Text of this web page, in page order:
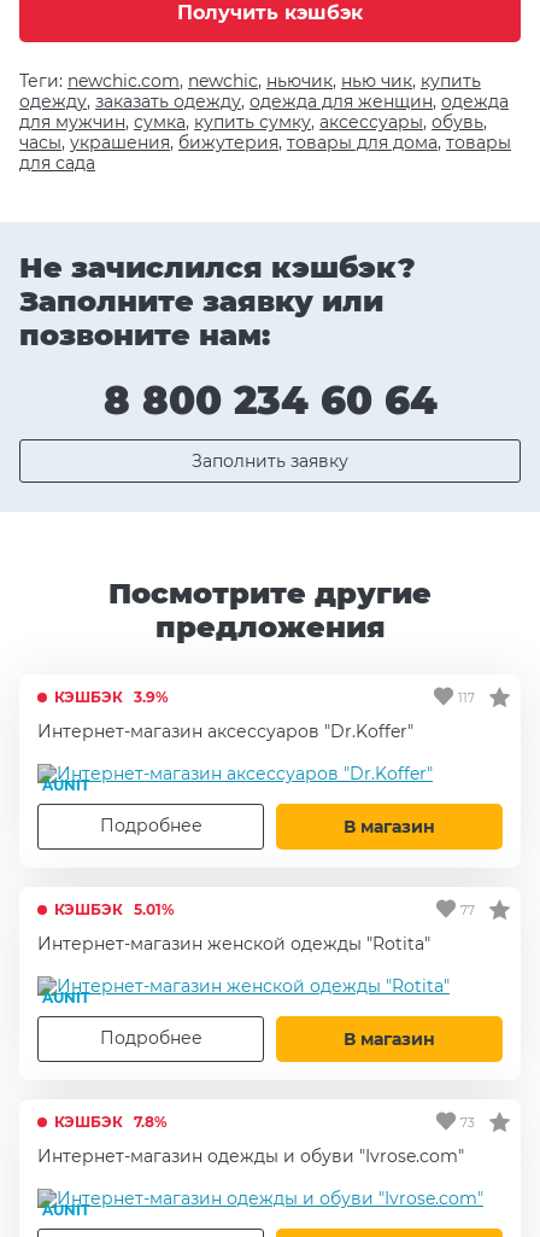
Получить кэшбэк
Теги: newchic.com, newchic, ньючик, нью чик, купить
одежду, заказать одежду, одежда для женщин, одежда
для мужчин, сумка, купить сумку, аксессуары, обувь,
часы, украшения, бижутерия, товары для дома, товары
для сада
Не зачислился кэшбэк?
Заполните заявку или
позвоните нам:
8 800 234 60 64
Заполнить заявку
Посмотрите другие
предложения
КЭШБЭК 3.9% 117
Интернет-магазин аксессуаров "Dr.Koffer"
AUNIT
Подробнее В магазин
КЭШБЭК 5.01% 77
Интернет-магазин женской одежды "Rotita"
AUNIT
Подробнее В магазин
КЭШБЭК 7.8% 73
Интернет-магазин одежды и обуви "Ivrose.com"
AUNIT